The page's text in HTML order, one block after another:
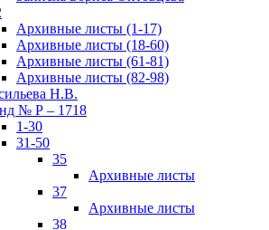
Архивные листы (1-17)
Архивные листы (18-60)
Архивные листы (61-81)
Архивные листы (82-98)
Н.В.
№ Р – 1718
1-30
31-50
35
Архивные листы
37
Архивные листы
38